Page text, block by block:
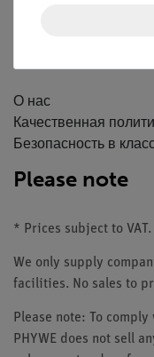
Связаться со
О нас
Качественная
Безопасность в
Please note
* Prices subject to VAT.
We only supply
facilities. No sales to
Please note: To
PHYWE does not sell